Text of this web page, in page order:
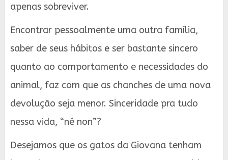
apenas sobreviver.
Encontrar pessoalmente uma outra família,
saber de seus hábitos e ser bastante sincero
quanto ao comportamento e necessidades do
animal, faz com que as chanches de uma nova
devolução seja menor. Sinceridade pra tudo
nessa vida, “né non”?
Desejamos que os gatos da Giovana tenham